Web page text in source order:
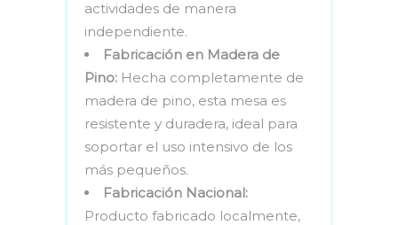
actividades de manera
independiente.
Fabricación en Madera de
Pino: Hecha completamente de
madera de pino, esta mesa es
resistente y duradera, ideal para
soportar el uso intensivo de los
más pequeños.
Fabricación Nacional:
Producto fabricado localmente,